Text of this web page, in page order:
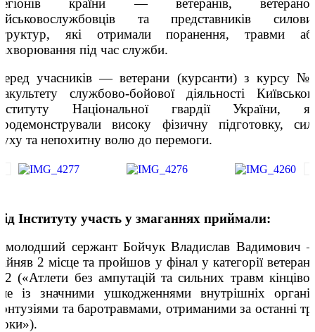
країни — ветеранів,
та представників
які отримали поранення, травми
під час служби.
учасників — ветерани (курсанти) з курсу
службово-бойової діяльності
Національної гвардії України,
високу фізичну підготовку,
та непохитну волю до перемоги.
Інституту участь у змаганнях приймали:
молодший сержант Бойчук Владислав Вадимович
2 місце та пройшов у фінал у категорії
(«Атлети без ампутацій та сильних травм
із значними ушкодженнями внутрішніх
та баротравмами, отриманими за останні